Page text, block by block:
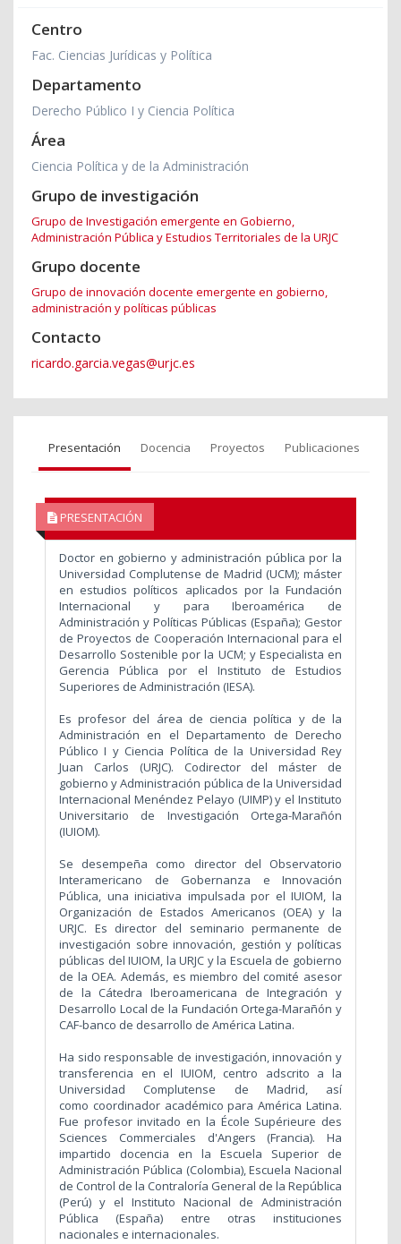
Centro
Fac. Ciencias Jurídicas y Política
Departamento
Derecho Público I y Ciencia Política
Área
Ciencia Política y de la Administración
Grupo de investigación
Grupo de Investigación emergente en Gobierno,
Administración Pública y Estudios Territoriales de la URJC
Grupo docente
Grupo de innovación docente emergente en gobierno,
administración y políticas públicas
Contacto
ricardo.garcia.vegas@urjc.es
Presentación Docencia Proyectos Publicaciones
PRESENTACIÓN
Doctor en gobierno y administración pública por la
Universidad Complutense de Madrid (UCM); máster
en estudios políticos aplicados por la Fundación
Internacional y para Iberoamérica de
Administración y Políticas Públicas (España); Gestor
de Proyectos de Cooperación Internacional para el
Desarrollo Sostenible por la UCM; y Especialista en
Gerencia Pública por el Instituto de Estudios
Superiores de Administración (IESA).
Es profesor del área de ciencia política y de la
Administración en el Departamento de Derecho
Público I y Ciencia Política de la Universidad Rey
Juan Carlos (URJC). Codirector del máster de
gobierno y Administración pública de la Universidad
Internacional Menéndez Pelayo (UIMP) y el Instituto
Universitario de Investigación Ortega-Marañón
(IUIOM).
Se desempeña como director del Observatorio
Interamericano de Gobernanza e Innovación
Pública, una iniciativa impulsada por el IUIOM, la
Organización de Estados Americanos (OEA) y la
URJC. Es director del seminario permanente de
investigación sobre innovación, gestión y políticas
públicas del IUIOM, la URJC y la Escuela de gobierno
de la OEA. Además, es miembro del comité asesor
de la Cátedra Iberoamericana de Integración y
Desarrollo Local de la Fundación Ortega-Marañón y
CAF-banco de desarrollo de América Latina.
Ha sido responsable de investigación, innovación y
transferencia en el IUIOM, centro adscrito a la
Universidad Complutense de Madrid, así
como coordinador académico para América Latina.
Fue profesor invitado en la École Supérieure des
Sciences Commerciales d'Angers (Francia). Ha
impartido docencia en la Escuela Superior de
Administración Pública (Colombia), Escuela Nacional
de Control de la Contraloría General de la República
(Perú) y el Instituto Nacional de Administración
Pública (España) entre otras instituciones
nacionales e internacionales.